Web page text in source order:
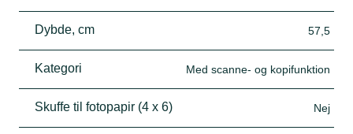
Dybde, cm 57,5
Kategori Med scanne- og kopifunktion
Skuffe til fotopapir (4 x 6) Nej